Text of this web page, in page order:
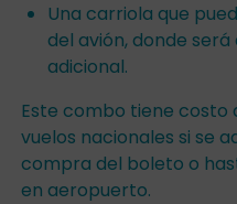
Una carriola que
del avión, donde
adicional.
Este combo tiene costo
vuelos nacionales si se
compra del boleto o
en aeropuerto.